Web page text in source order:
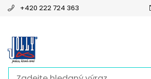
+420 222 724 363